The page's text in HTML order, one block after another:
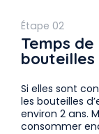
Étape 02
Temps
Si elles sont
les bouteilles
environ 2 ans.
consommer